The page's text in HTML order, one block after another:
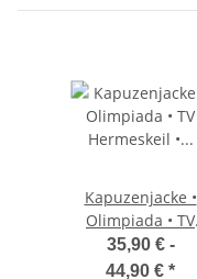
Kapuzenjacke •
Olimpiada • TV
Hermeskeil •
Schwarz/Rot •
35,90 € -
44,90 € *